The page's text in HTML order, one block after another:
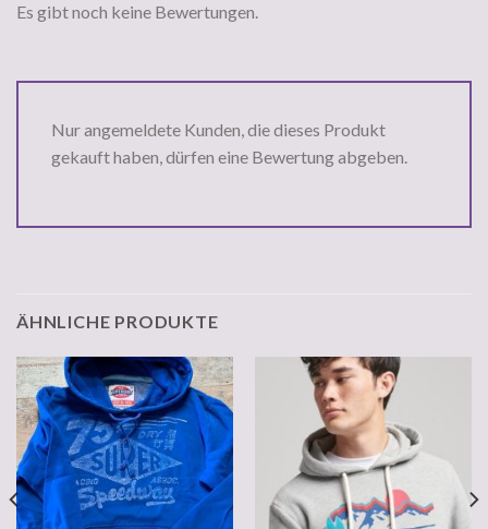
Es gibt noch keine Bewertungen.
Nur angemeldete Kunden, die dieses Produkt
gekauft haben, dürfen eine Bewertung abgeben.
ÄHNLICHE PRODUKTE